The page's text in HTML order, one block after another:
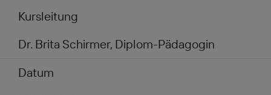
Kursleitung
Dr. Brita Schirmer, Diplom-Pädagogin
Datum